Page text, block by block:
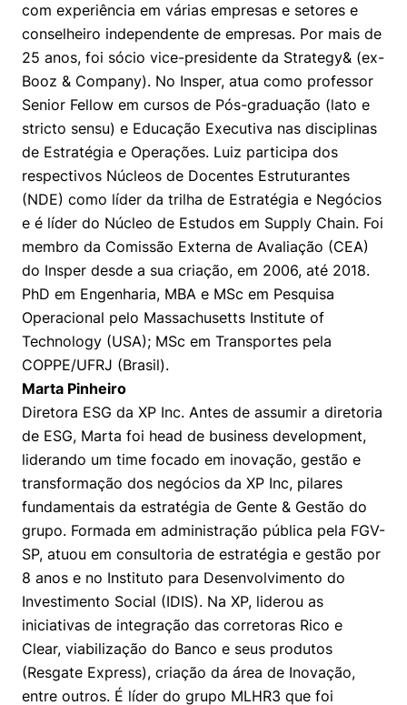
com experiência em várias empresas e setores e
conselheiro independente de empresas. Por mais de
25 anos, foi sócio vice-presidente da Strategy& (ex-
Booz & Company). No Insper, atua como professor
Senior Fellow em cursos de Pós-graduação (lato e
stricto sensu) e Educação Executiva nas disciplinas
de Estratégia e Operações. Luiz participa dos
respectivos Núcleos de Docentes Estruturantes
(NDE) como líder da trilha de Estratégia e Negócios
e é líder do Núcleo de Estudos em Supply Chain. Foi
membro da Comissão Externa de Avaliação (CEA)
do Insper desde a sua criação, em 2006, até 2018.
PhD em Engenharia, MBA e MSc em Pesquisa
Operacional pelo Massachusetts Institute of
Technology (USA); MSc em Transportes pela
COPPE/UFRJ (Brasil).
Marta Pinheiro
Diretora ESG da XP Inc. Antes de assumir a diretoria
de ESG, Marta foi head de business development,
liderando um time focado em inovação, gestão e
transformação dos negócios da XP Inc, pilares
fundamentais da estratégia de Gente & Gestão do
grupo. Formada em administração pública pela FGV-
SP, atuou em consultoria de estratégia e gestão por
8 anos e no Instituto para Desenvolvimento do
Investimento Social (IDIS). Na XP, liderou as
iniciativas de integração das corretoras Rico e
Clear, viabilização do Banco e seus produtos
(Resgate Express), criação da área de Inovação,
entre outros. É líder do grupo MLHR3 que foi
Cookies estritamente necessários
Cookies de preferências de usuário